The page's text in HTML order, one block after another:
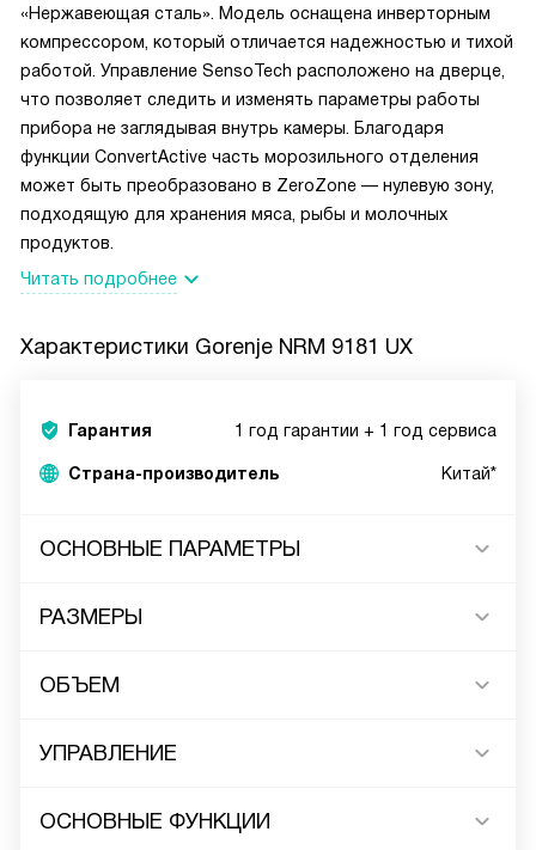
«Нержавеющая сталь». Модель оснащена инверторным
компрессором, который отличается надежностью и тихой
работой. Управление SensoTech расположено на дверце,
что позволяет следить и изменять параметры работы
прибора не заглядывая внутрь камеры. Благодаря
функции ConvertActive часть морозильного отделения
может быть преобразовано в ZeroZone — нулевую зону,
подходящую для хранения мяса, рыбы и молочных
продуктов.
Читать подробнее
Характеристики Gorenje NRM 9181 UX
Гарантия 1 год гарантии + 1 год сервиса
Страна-производитель Китай*
ОСНОВНЫЕ ПАРАМЕТРЫ
РАЗМЕРЫ
ОБЪЕМ
УПРАВЛЕНИЕ
ОСНОВНЫЕ ФУНКЦИИ